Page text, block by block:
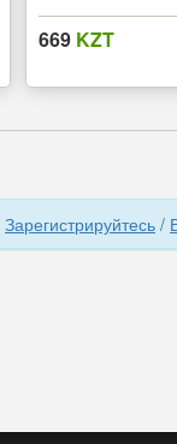
669 KZT
Зарегистрируйтесь /